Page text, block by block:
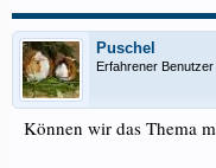
Puschel
Erfahrener Benutzer
Können wir das Thema